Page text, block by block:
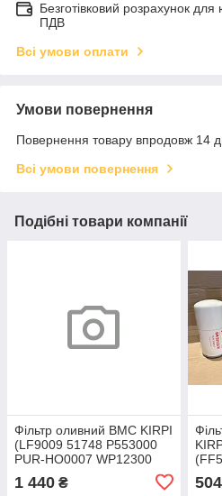
Безготівковий розрахунок
ПДВ
Всі умови оплати
Умови повернення
Повернення товару впродовж 14
Всі умови повернення
Подібні товари компанії
Фільтр оливний BMC KIRPI
(LF9009 51748 P553000
PUR-HO0007 WP12300
1 440 ₴ 504